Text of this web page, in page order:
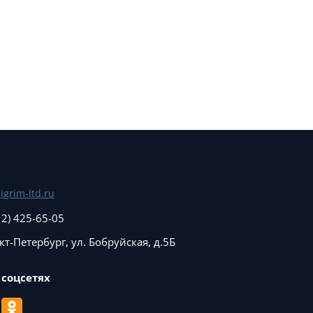
ltd.ru
425-65-05
Петербург, ул. Бобруйская, д.5Б